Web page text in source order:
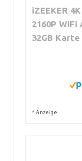
iZEEKER
2160P
32GB Karte
* Anzeige